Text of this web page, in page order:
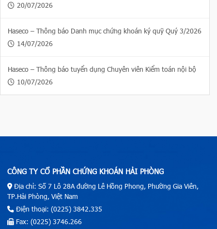
20/07/2026
Haseco – Thông báo Danh mục chứng khoán ký quỹ Quý 3/2026
14/07/2026
Haseco – Thông báo tuyển dụng Chuyên viên Kiểm toán nội bộ
10/07/2026
CÔNG TY CỔ PHẦN CHỨNG KHOÁN HẢI PHÒNG
Địa chỉ: Số 7 Lô 28A đường Lê Hồng Phong, Phường Gia Viên,
TP.Hải Phòng, Việt Nam
Điện thoại: (0225) 3842.335
Fax: (0225) 3746.266